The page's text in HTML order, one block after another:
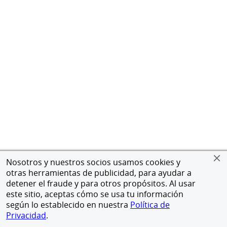
Nosotros y nuestros socios usamos cookies y
otras herramientas de publicidad, para ayudar a
detener el fraude y para otros propósitos. Al usar
este sitio, aceptas cómo se usa tu información
según lo establecido en nuestra Política de
Privacidad.